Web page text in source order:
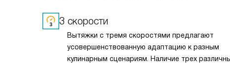
3 скорости
Вытяжки с тремя скоростями предлагают
усовершенствованную адаптацию к разным
кулинарным сценариям. Наличие трех